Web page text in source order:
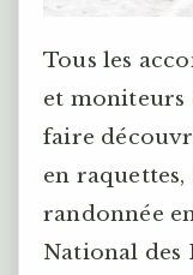
Tous les
et moniteurs
faire
en
randonnée
National des